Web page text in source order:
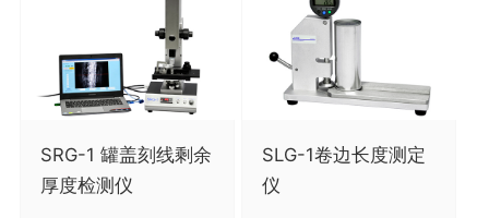
SRG-1 罐盖刻线剩余
厚度检测仪
SLG-1卷边长度测定
仪